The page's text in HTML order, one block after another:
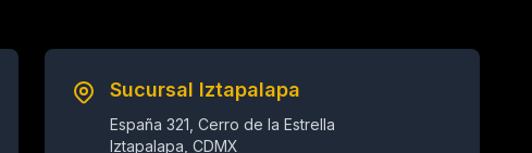
Sucursal Iztapalapa
España 321, Cerro de la Estrella
Iztapalapa, CDMX